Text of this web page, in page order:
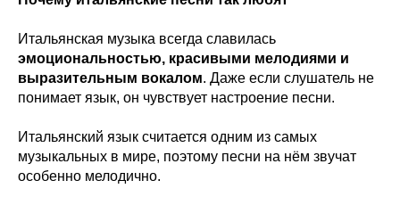
Итальянская музыка всегда славилась
эмоциональностью, красивыми мелодиями и
выразительным вокалом. Даже если слушатель не
понимает язык, он чувствует настроение песни.
Итальянский язык считается одним из самых
музыкальных в мире, поэтому песни на нём звучат
особенно мелодично.